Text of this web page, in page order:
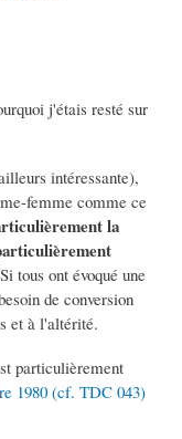
j'étais resté sur
intéressante),
femme comme ce
la
tous ont évoqué une
de conversion
et à l'altérité.
particulièrement
1980 (cf. TDC 043)